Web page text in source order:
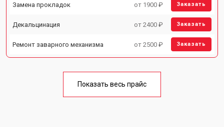
Замена прокладок от 1900 ₽ Заказать
Декальцинация от 2400 ₽ Заказать
Ремонт заварного механизма от 2500 ₽ Заказать
Показать весь прайс